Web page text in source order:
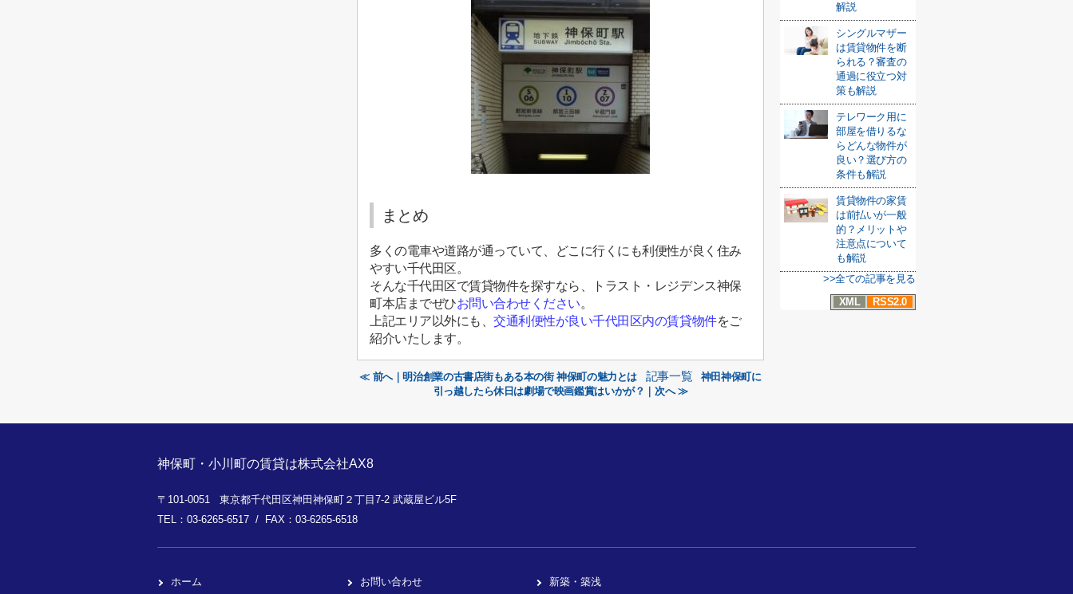
まとめ
多くの電車や道路が通っていて、どこに行くにも利便性が良く住み
やすい千代田区。
そんな千代田区で賃貸物件を探すなら、トラスト・レジデンス神保
町本店までぜひお問い合わせください。
上記エリア以外にも、交通利便性が良い千代田区内の賃貸物件をご
紹介いたします。
≪ 前へ｜明治創業の古書店街もある本の街 神保町の魅力とは 記事一覧
神田神保町に
引っ越したら休日は劇場で映画鑑賞はいかが？｜次へ ≫
解説
シングルマザー
は賃貸物件を断
られる？審査の
通過に役立つ対
策も解説
テレワーク用に
部屋を借りるな
らどんな物件が
良い？選び方の
条件も解説
賃貸物件の家賃
は前払いが一般
的？メリットや
注意点について
も解説
>>全ての記事を見る
XML
RSS2.0
神保町・小川町の賃貸は株式会社AX8
〒101-0051 東京都千代田区神田神保町２丁目7-2 武蔵屋ビル5F
TEL：03-6265-6517 / FAX：03-6265-6518
ホーム お問い合わせ 新築・築浅